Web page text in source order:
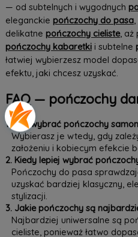
— od subtelnych i wygodnych
eleganckie pończochy do pasa,
delikatne pończochy cieliste, aż
pończochy kabaretkii subtelne
łatwiej wybierzesz model
efektu, jaki chcesz uzyskać.
FAQ — pończochy
1. Jak wybrać pończochy
Wybierasz je wtedy, gdy
założeniu i kobiecym efekcie
2. Kiedy lepiej wybrać
Pończochy do pasa
uzyskać bardziej klasyczny,
stylizacji.
3. Jakie pończochy są
Najbardziej uniwersalne są
cieliste, ponieważ łatwo